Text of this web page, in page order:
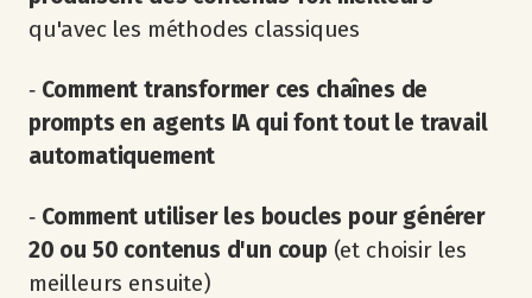
qu'avec les méthodes classiques
‐ Comment transformer ces chaînes de
prompts en agents IA qui font tout le travail
automatiquement
‐ Comment utiliser les boucles pour générer
20 ou 50 contenus d'un coup (et choisir les
meilleurs ensuite)